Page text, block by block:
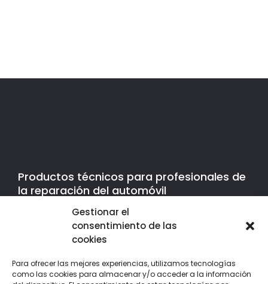
Gestionar el
consentimiento de las
cookies
Para ofrecer las mejores experiencias, utilizamos tecnologías
como las cookies para almacenar y/o acceder a la información
Productos técnicos para profesionales de
la reparación del automóvil
Contacto
P.l. Mas d´En Cisa
C/ Roure Gros, 39, nave 3
08181 - Sentmenat